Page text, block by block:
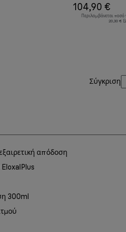
104,90 €
Περιλαμβάνεται
20,30 €
Σύγκριση
απόδοση
300ml